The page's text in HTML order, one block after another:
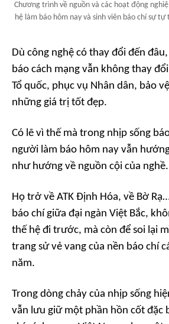
Chương trình về nguồn và các hoạt động
hệ làm báo hôm nay và sinh viên báo chí sự
Dù công nghệ có thay đổi đến
báo cách mạng vẫn không thay
Tổ quốc, phục vụ Nhân dân, bảo
những giá trị tốt đẹp.
Có lẽ vì thế mà trong nhịp sống
người làm báo hôm nay vẫn
như hướng về nguồn cội của nghề.
Họ trở về ATK Định Hóa, về Bờ
báo chí giữa đại ngàn Việt Bắc,
thế hệ đi trước, mà còn để soi lại
trang sử vẻ vang của nền báo chí
năm.
Trong dòng chảy của nhịp sống
vẫn lưu giữ một phần hồn cốt đặc